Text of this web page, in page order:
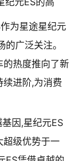
为星途星纪元
广泛关注。
的热度推向了新
续进阶,为消费
因,星纪元ES
超级优势于一